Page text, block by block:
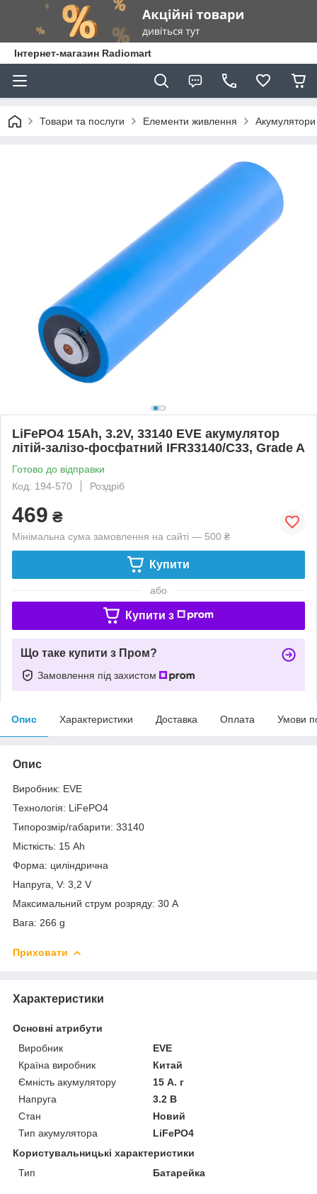
Інтернет-магазин Radiomart
Товари та послуги Елементи живлення Акумулятори
LiFePO4 15Ah, 3.2V, 33140 EVE акумулятор
літій-залізо-фосфатний IFR33140/C33, Grade A
Готово до відправки
Код: 194-570
Роздріб
469 ₴
Мінімальна сума замовлення на сайті — 500 ₴
Купити
або
Купити з
Що таке купити з Пром?
Замовлення під захистом
Опис Характеристики Доставка Оплата Умови
Опис
Виробник: EVE
Технологія: LiFePO4
Типорозмір/габарити: 33140
Місткість: 15 Ah
Форма: циліндрична
Напруга, V: 3,2 V
Максимальний струм розряду: 30 A
Вага: 266 g
Приховати
Характеристики
Основні атрибути
Виробник
EVE
Країна виробник
Китай
Ємність акумулятору
15 А. г
Напруга
3.2 В
Стан
Новий
Тип акумулятора
LiFePO4
Користувальницькі характеристики
Тип
Батарейка